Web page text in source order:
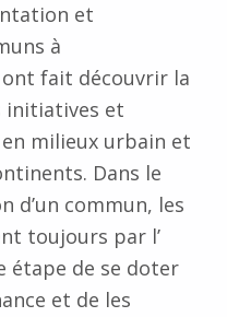
et
à
fait découvrir la
initiatives et
milieux urbain et
Dans le
d’un commun, les
toujours par l’
étape de se doter
et de les